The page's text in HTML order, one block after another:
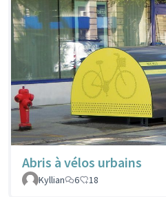
Abris à vélos urbains
Kyllian
6 18